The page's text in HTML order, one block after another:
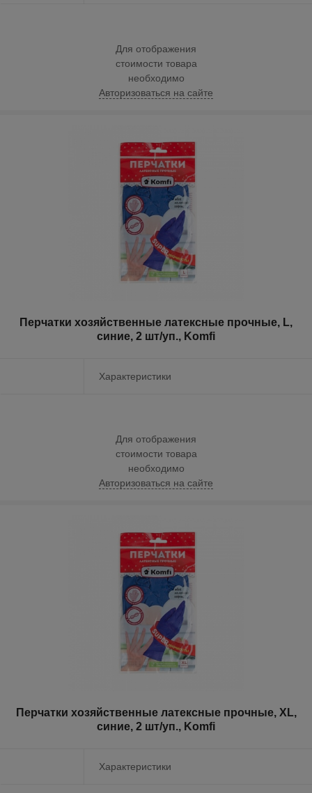
Для отображения
стоимости товара
необходимо
Авторизоваться на сайте
Перчатки хозяйственные латексные прочные, L,
синие, 2 шт/уп., Komfi
Характеристики
Для отображения
стоимости товара
необходимо
Авторизоваться на сайте
Перчатки хозяйственные латексные прочные, XL,
синие, 2 шт/уп., Komfi
Характеристики